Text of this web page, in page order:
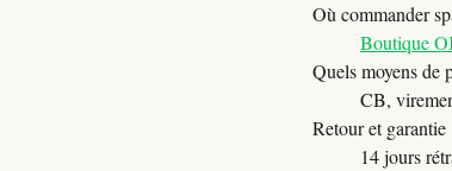
Où commander
Boutique
Quels moyens de
CB,
Retour et garantie
14 jours